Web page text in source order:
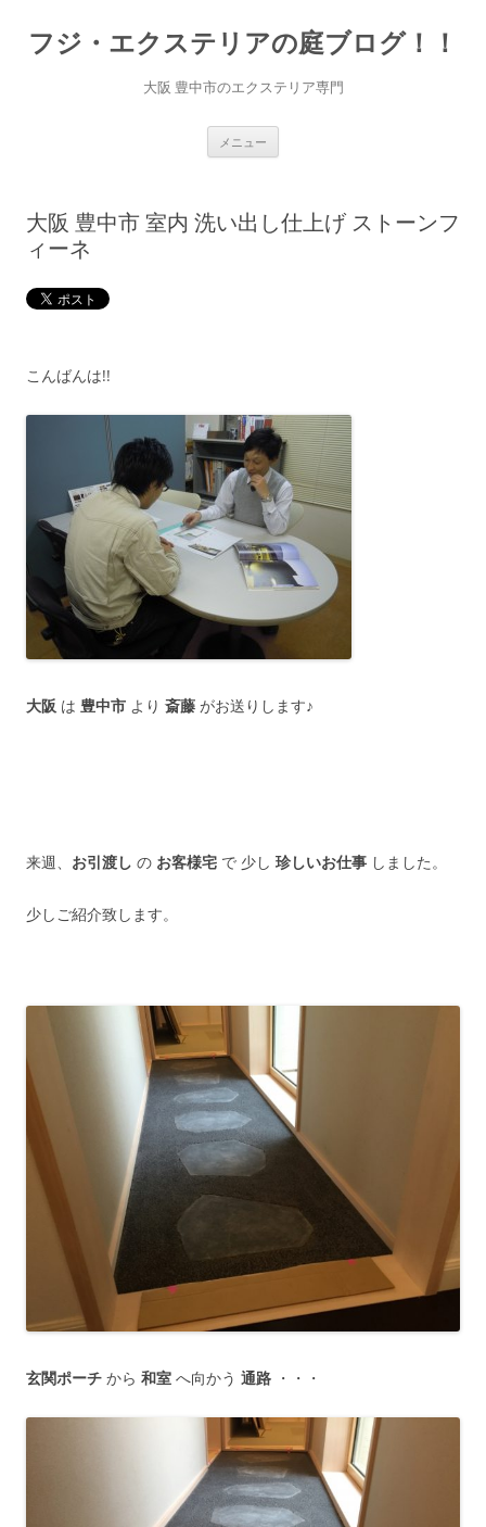
テ
ン
フジ・エクステリアの庭ブログ！！
大阪 豊中市のエクステリア専門
メニュー
大阪 豊中市 室内 洗い出し仕上げ ストーンフ
ィーネ
こんばんは!!
大阪 は 豊中市 より 斎藤 がお送りします♪
来週、 お引渡し の お客様宅 で 少し 珍しいお仕事 しました。
少しご紹介致します。
玄関ポーチ から 和室 へ向かう 通路 ・・・